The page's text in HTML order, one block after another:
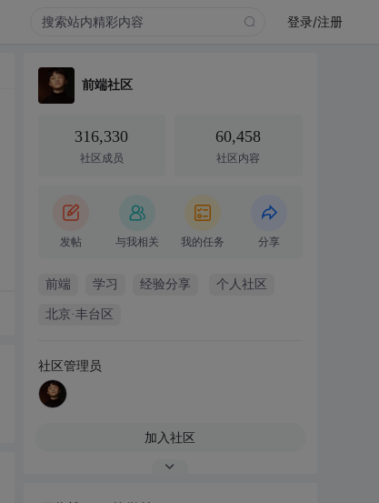
登录/注册
前端社区
316,330
社区成员
60,458
社区内容
发帖 与我相关 我的任务 分享
前端 学习 经验分享 个人社区
北京·丰台区
社区管理员
加入社区